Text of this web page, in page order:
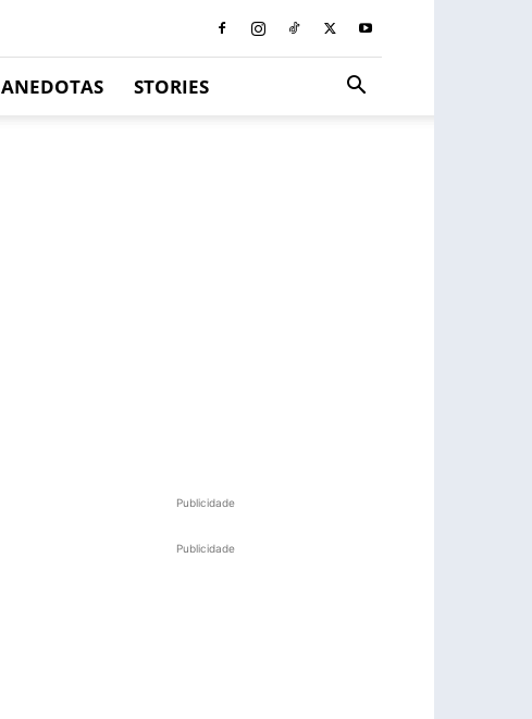
ANEDOTAS STORIES
Publicidade
Publicidade